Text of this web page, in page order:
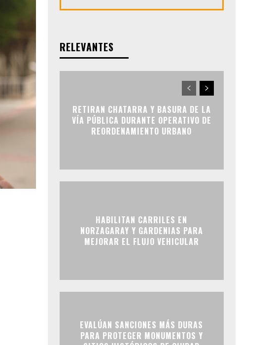
RELEVANTES
RETIRAN CHATARRA Y BASURA DE LA
VÍA PÚBLICA DURANTE OPERATIVO DE
REORDENAMIENTO URBANO
HABILITAN CARRILES EN
NORZAGARAY Y GARDENIAS PARA
MEJORAR EL FLUJO VEHICULAR
EVALÚAN SANCIONES MÁS DURAS
PARA PROTEGER MONUMENTOS Y